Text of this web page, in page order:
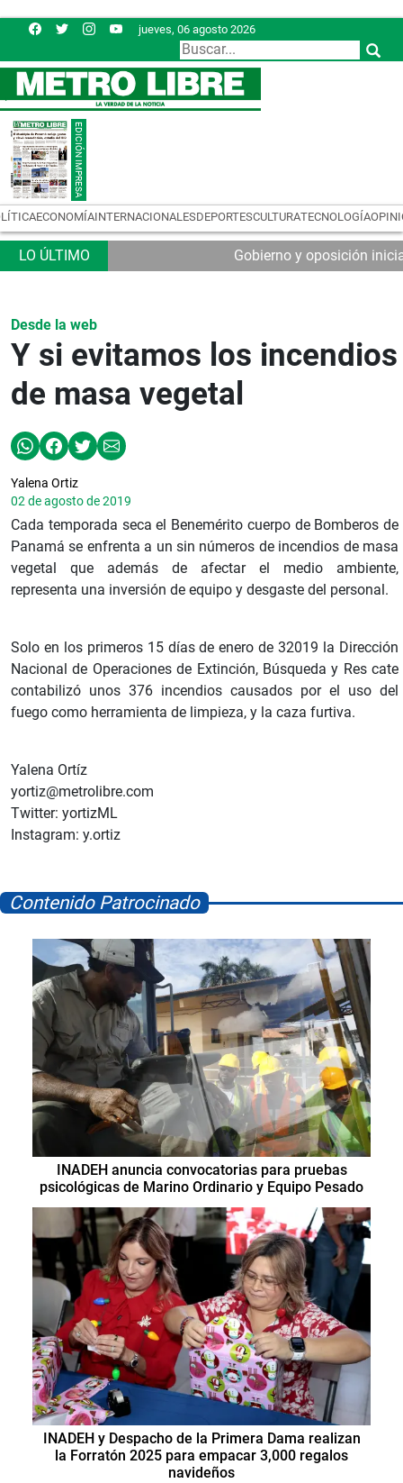
jueves, 06 agosto 2026
ECONOMÍAINTERNACIONALESDEPORTESCULTURATECNOLOGÍA
Gobierno y oposición
Desde la web
Y si evitamos los incendios
de masa vegetal
Yalena Ortiz
02 de agosto de 2019
Cada temporada seca el Benemérito cuerpo de Bomberos de
Panamá se enfrenta a un sin números de incendios de masa
vegetal que además de afectar el medio ambiente,
representa una inversión de equipo y desgaste del personal.
Solo en los primeros 15 días de enero de 32019 la Dirección
Nacional de Operaciones de Extinción, Búsqueda y Res cate
contabilizó unos 376 incendios causados por el uso del
fuego como herramienta de limpieza, y la caza furtiva.
Yalena Ortíz
yortiz@metrolibre.com
Twitter: yortizML
Instagram: y.ortiz
Contenido Patrocinado
INADEH anuncia convocatorias para pruebas
psicológicas de Marino Ordinario y Equipo Pesado
INADEH y Despacho de la Primera Dama realizan
la Forratón 2025 para empacar 3,000 regalos
navideños